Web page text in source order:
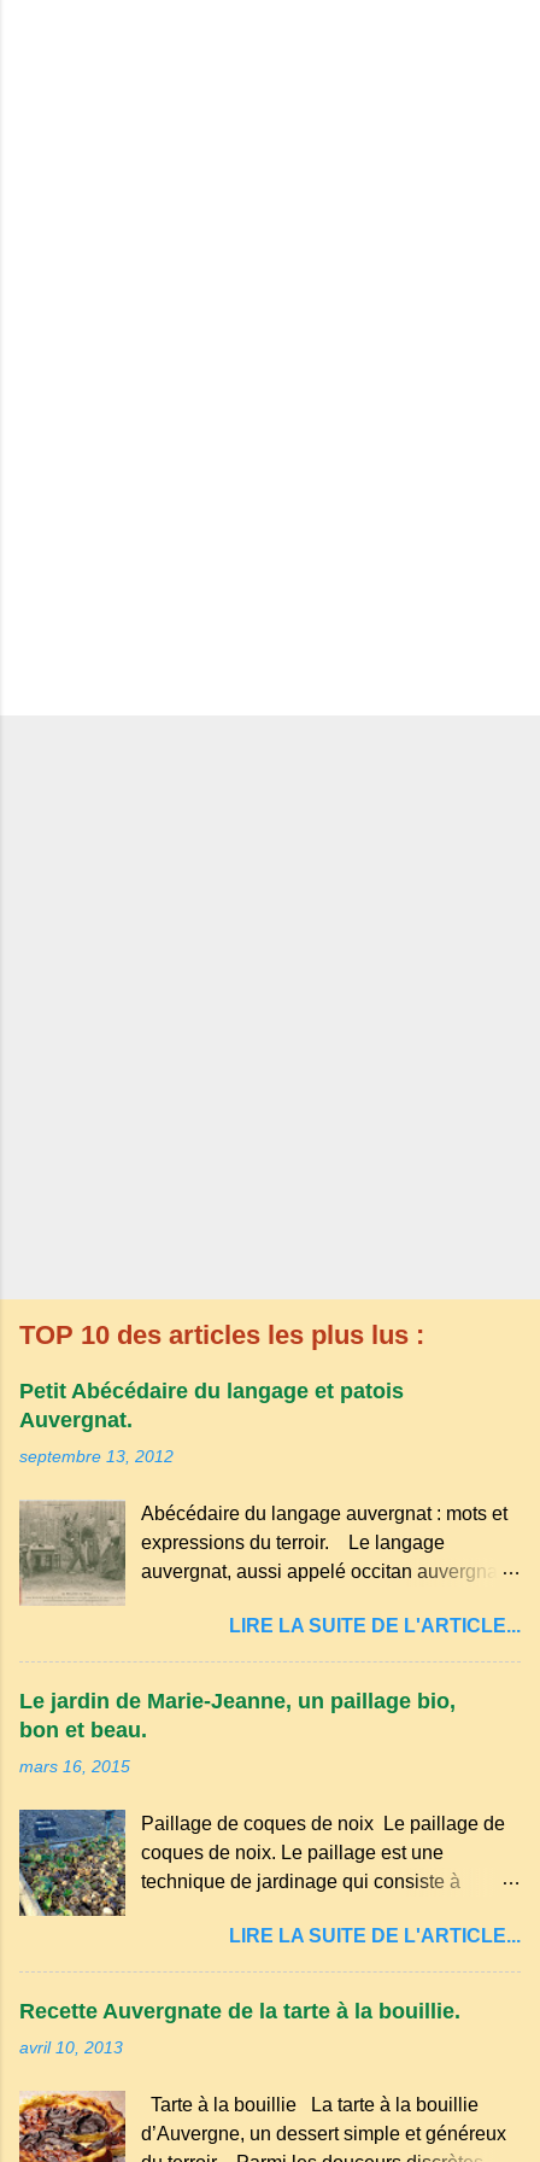
TOP 10 des articles les plus lus :
Petit Abécédaire du langage et patois
Auvergnat.
septembre 13, 2012
Abécédaire du langage auvergnat : mots et
expressions du terroir. Le langage
auvergnat, aussi appelé occitan auvergnat ,
principalement en Auvergne et dans
certaines parties du Massif central . Il
appartient à la famille des langues romanes
et est classé parmi les dialectes du nord-
Par exemple, on trouve des mots typiques
comme "agourer" (s'accroupir) ou "aze"
(âne, utilisé aussi pour désigner quelqu'un
Auvergne particulièrement du Puy-de-
Dôme . A Adrillier : arbres de la famille...
LIRE LA SUITE DE L'ARTICLE...
Le jardin de Marie-Jeanne, un paillage bio,
bon et beau.
mars 16, 2015
Paillage de coques de noix Le paillage de
coques de noix. Le paillage est une
technique de jardinage qui consiste à
organiques, minéraux ou synthétiques pour
le protéger et améliorer sa fertilité. Il
présente plusieurs avantages : Réduction
des arrosages : Le paillage limite
empêche la lumière d'atteindre le sol, ce qui
freine la germination des adventices.
LIRE LA SUITE DE L'ARTICLE...
Recette Auvergnate de la tarte à la bouillie.
avril 10, 2013
Tarte à la bouillie La tarte à la bouillie
d’Auvergne, un dessert simple et généreux